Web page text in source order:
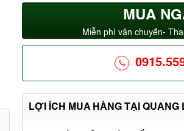
MUA
Miễn phí vận chuyển-
LỢI ÍCH MUA HÀNG TẠI QUANG